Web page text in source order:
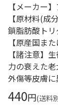
【メーカー
【原材料(成
鎖脂肪酸ト
【原産国ま
【諸注意】
力の衰えた
外傷等皮膚に
440円(送料